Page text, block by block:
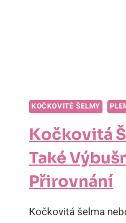
KOČKOVITÉ ŠELMY
Kočkovitá
Také
Přirovnání
Kočkovitá šelma